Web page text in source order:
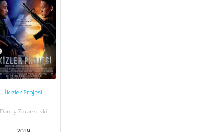
İkizler Projesi
Danny Zakarweski